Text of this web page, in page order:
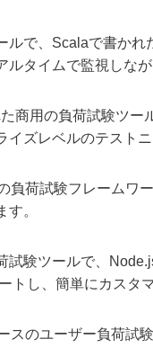
ルで、Scalaで書か
タイムで監視しな
商用の負荷試験ツ
ズレベルのテスト
負荷試験フレームワ
。
試験ツールで、
トし、簡単にカスタ
スのユーザー負荷試